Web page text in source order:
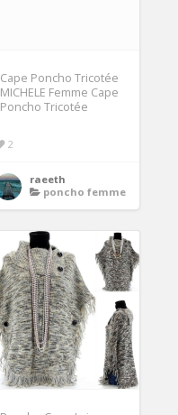
Cape Poncho Tricotée
MICHELE Femme Cape
Poncho Tricotée
2
raeeth
poncho femme